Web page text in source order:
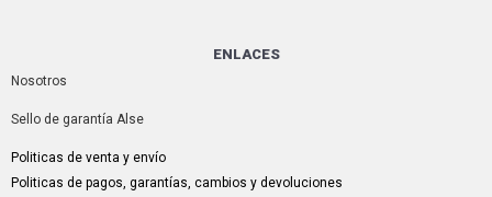
ENLACES
Nosotros
Sello de garantía Alse
Politicas de venta y envío
Politicas de pagos, garantías, cambios y devoluciones